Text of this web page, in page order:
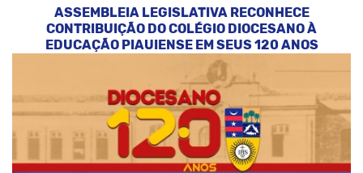
ASSEMBLEIA LEGISLATIVA RECONHECE
CONTRIBUIÇÃO DO COLÉGIO DIOCESANO À
EDUCAÇÃO PIAUIENSE EM SEUS 120 ANOS